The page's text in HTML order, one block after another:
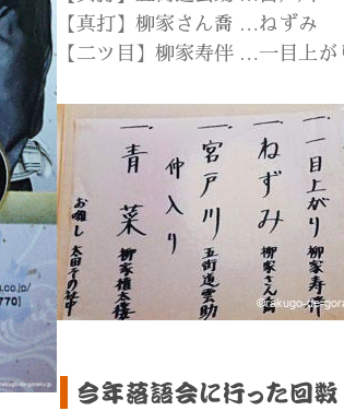
【真打】柳家さん喬 …ねずみ
【二ツ目】柳家寿伴 …一目上が